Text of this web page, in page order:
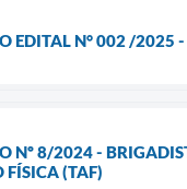
EDITAL N° 002 /2025 -
Nº 8/2024 -
FÍSICA (TAF)